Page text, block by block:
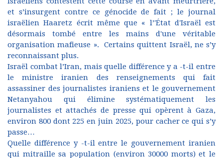
et s’insurgent contre ce génocide de fait ; le journal
israëlien Haaretz écrit même que « l’'État d'Israël est
désormais tombé entre les mains d'une véritable
organisation mafieuse ». Certains quittent Israël, ne s’y
reconnaissant plus.
Israël combat l’Iran, mais quelle différence y a -t-il entre
le ministre iranien des renseignements qui fait
assassiner des journalistes iraniens et le gouvernement
Netanyahou qui élimine systématiquement les
journalistes et attachés de presse qui opèrent à Gaza,
environ 800 dont 225 en juin 2025, pour cacher ce qui s’y
passe…
Quelle différence y -t-il entre le gouvernement iranien
qui mitraille sa population (environ 30000 morts) et le